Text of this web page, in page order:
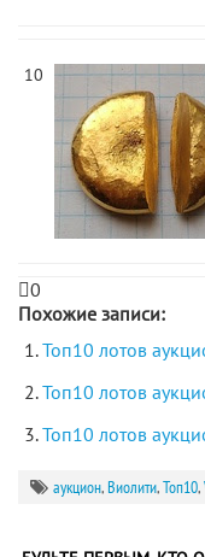
10
0
Похожие записи:
Топ10 лотов
Топ10 лотов
Топ10 лотов
аукцион,Виолити,Топ10,